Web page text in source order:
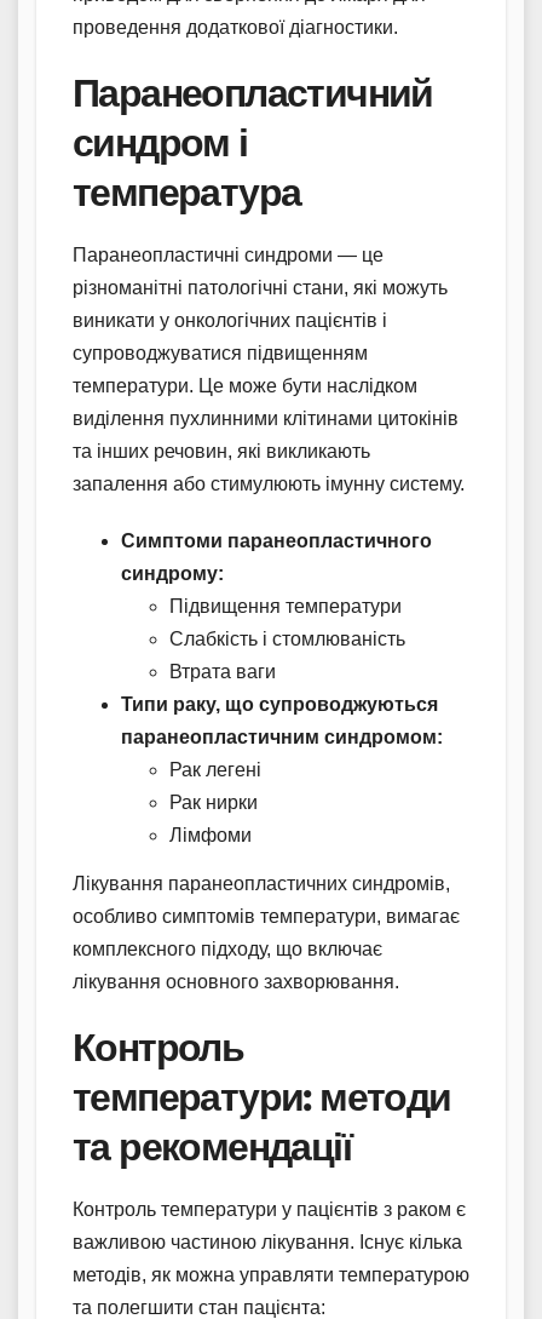
проведення додаткової діагностики.
Паранеопластичний
синдром і
температура
Паранеопластичні синдроми — це
різноманітні патологічні стани, які можуть
виникати у онкологічних пацієнтів і
супроводжуватися підвищенням
температури. Це може бути наслідком
виділення пухлинними клітинами цитокінів
та інших речовин, які викликають
запалення або стимулюють імунну систему.
Симптоми паранеопластичного
синдрому:
Підвищення температури
Слабкість і стомлюваність
Втрата ваги
Типи раку, що супроводжуються
паранеопластичним синдромом:
Рак легені
Рак нирки
Лімфоми
Лікування паранеопластичних синдромів,
особливо симптомів температури, вимагає
комплексного підходу, що включає
лікування основного захворювання.
Контроль
температури: методи
та рекомендації
Контроль температури у пацієнтів з раком є
важливою частиною лікування. Існує кілька
методів, як можна управляти температурою
та полегшити стан пацієнта: